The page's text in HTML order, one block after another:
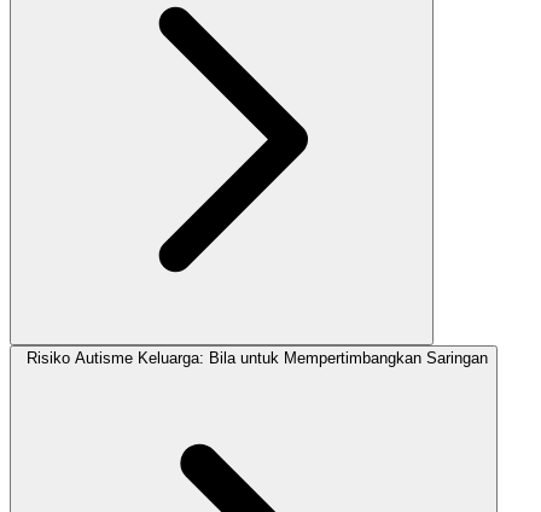
Risiko Autisme Keluarga: Bila untuk Mempertimbangkan Saringan